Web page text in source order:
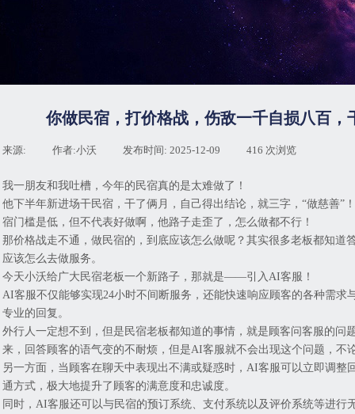
你做民宿，打价格战，伤敌一千自损八百
来源: 作者:小沃 发布时间: 2025-12-09 416 次浏览
我一朋友和我吐槽，今年的民宿真的是太难做了！
他下半年新进场干民宿，干了俩月，自己得出结论，就三字，“做慈善
宿门槛是低，但不代表好做啊，他路子走歪了，怎么做都不行！
那价格战走不通，做民宿的，到底应该怎么做呢？其实很多老板都知
应该怎么去做服务。
今天小沃给广大民宿老板一个新路子，那就是——引入AI客服！
AI客服不仅能够实现24小时不间断服务，还能快速响应顾客的各种需
专业的回复。
外行人一定想不到，但是民宿老板都知道的事情，就是顾客问客服的
来，回答顾客的语气变的不耐烦，但是AI客服就不会出现这个问题，
另一方面，当顾客在聊天中表现出不满或疑惑时，AI客服可以立即调
通方式，极大地提升了顾客的满意度和忠诚度。
同时，AI客服还可以与民宿的预订系统、支付系统以及评价系统等进